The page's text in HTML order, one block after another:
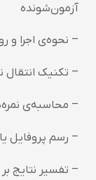
آزمون‌شونده
– نحوه‌ی اجرا و
– تکنیک انتقال
– محاسبه‌ی
– رسم پروفایل
– تفسیر نتایج